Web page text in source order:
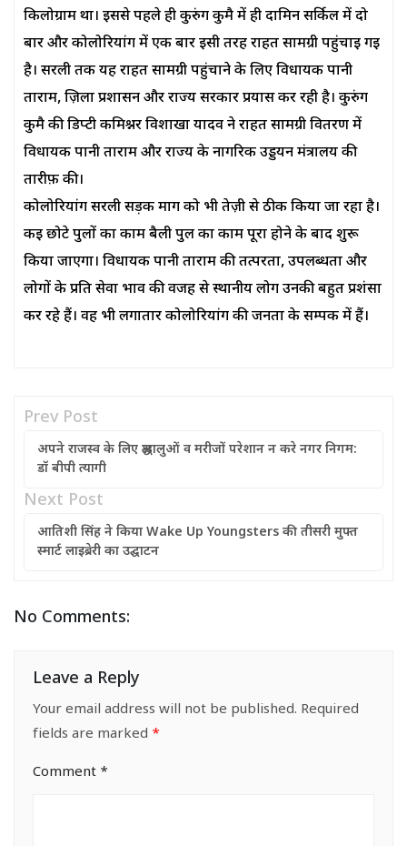
किलोग्राम था। इससे पहले ही कुरुंग कुमै में ही दामिन सर्किल में दो
बार और कोलोरियांग में एक बार इसी तरह राहत सामग्री पहुंचाई गई
है। सरली तक यह राहत सामग्री पहुंचाने के लिए विधायक पानी
ताराम, ज़िला प्रशासन और राज्य सरकार प्रयास कर रही है। कुरुंग
कुमै की डिप्टी कमिश्नर विशाखा यादव ने राहत सामग्री वितरण में
विधायक पानी ताराम और राज्य के नागरिक उड्डयन मंत्रालय की
तारीफ़ की।
कोलोरियांग सरली सड़क मार्ग को भी तेज़ी से ठीक किया जा रहा है।
कई छोटे पुलों का काम बैली पुल का काम पूरा होने के बाद शुरू
किया जाएगा। विधायक पानी ताराम की तत्परता, उपलब्धता और
लोगों के प्रति सेवा भाव की वजह से स्थानीय लोग उनकी बहुत प्रशंसा
कर रहे हैं। वह भी लगातार कोलोरियांग की जनता के सम्पर्क में हैं।
Prev Post
अपने राजस्व के लिए श्रद्धालुओं व मरीजों परेशान न करे नगर निगम:
डॉ बीपी त्यागी
Next Post
आतिशी सिंह ने किया Wake Up Youngsters की तीसरी मुफ्त
स्मार्ट लाइब्रेरी का उद्घाटन
No Comments:
Leave a Reply
Your email address will not be published. Required
fields are marked *
Comment *